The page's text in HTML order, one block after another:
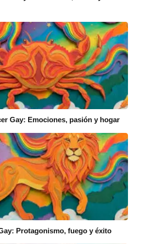
Gay: Emociones, pasión y hogar
Protagonismo, fuego y éxito